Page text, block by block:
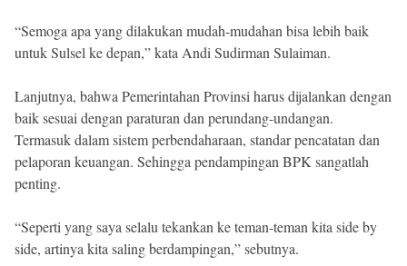
“Semoga apa yang dilakukan mudah-mudahan bisa lebih baik
untuk Sulsel ke depan,” kata Andi Sudirman Sulaiman.
Lanjutnya, bahwa Pemerintahan Provinsi harus dijalankan dengan
baik sesuai dengan paraturan dan perundang-undangan.
Termasuk dalam sistem perbendaharaan, standar pencatatan dan
pelaporan keuangan. Sehingga pendampingan BPK sangatlah
penting.
“Seperti yang saya selalu tekankan ke teman-teman kita side by
side, artinya kita saling berdampingan,” sebutnya.